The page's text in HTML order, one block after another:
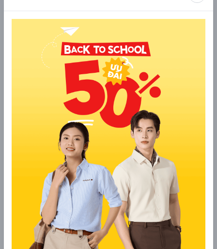
Áo Polo phối quần Kaki cho buổi hẹn hò thân mật